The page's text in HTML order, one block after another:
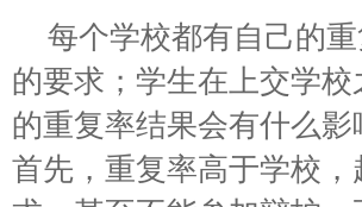
每个学校都有自己的
的要求；学生在上交学
的重复率结果会有什么
首先，重复率高于学校